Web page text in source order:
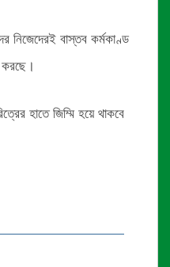
নিজেদেরই বাস্তব কর্মকাণ্ড
করছে।
হাতে জিম্মি হয়ে থাকবে